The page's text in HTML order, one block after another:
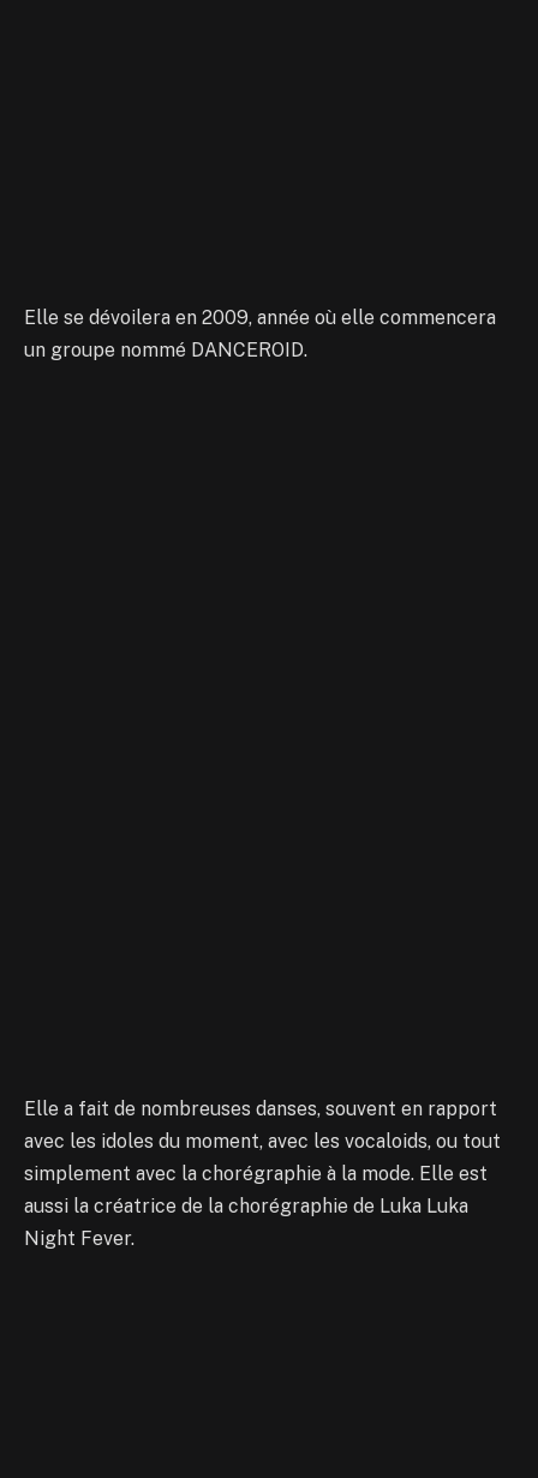
Elle se dévoilera en 2009, année où elle commencera
un groupe nommé DANCEROID.
Elle a fait de nombreuses danses, souvent en rapport
avec les idoles du moment, avec les vocaloids, ou tout
simplement avec la chorégraphie à la mode. Elle est
aussi la créatrice de la chorégraphie de Luka Luka
Night Fever.